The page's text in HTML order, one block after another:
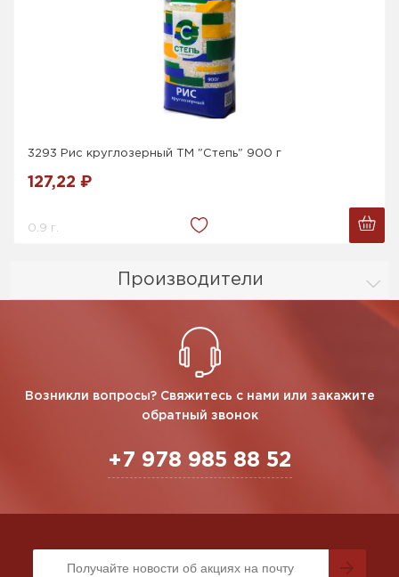
Производители
3293 Рис круглозерный ТМ "Степь" 900 г
127,22 ₽
0.9 г.
Возникли вопросы? Свяжитесь с нами или закажите
обратный звонок
+7 978 985 88 52